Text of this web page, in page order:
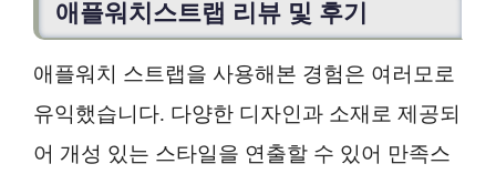
애플워치스트랩 리뷰 및 후기
애플워치 스트랩을 사용해본 경험은 여러모로
유익했습니다. 다양한 디자인과 소재로 제공되
어 개성 있는 스타일을 연출할 수 있어 만족스